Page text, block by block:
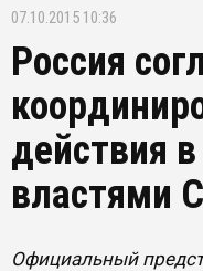
07.10.2015 10:36
Россия
действия
властями
Официальный